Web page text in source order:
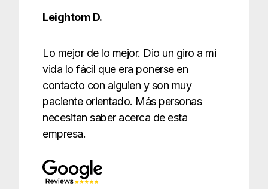
Leightom D.
Lo mejor de lo mejor. Dio un giro a mi
vida lo fácil que era ponerse en
contacto con alguien y son muy
paciente orientado. Más personas
necesitan saber acerca de esta
empresa.